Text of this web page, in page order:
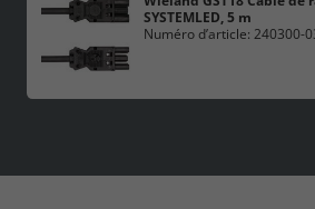
SYSTEMLED, 5 m
Numéro d’article: 240300-